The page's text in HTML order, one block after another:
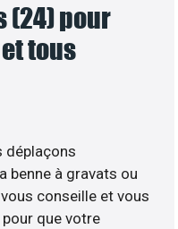
(24) pour
tous
déplaçons
benne à gravats ou
conseille et vous
que votre